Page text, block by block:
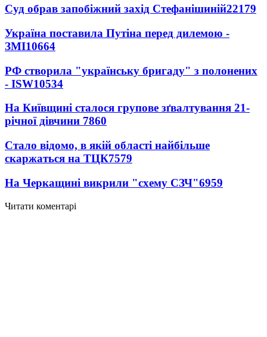
Суд обрав запобіжний захід Стефанішиній22179
Україна поставила Путіна перед дилемою -
ЗМІ10664
РФ створила "українську бригаду" з полонених
- ISW10534
На Київщині сталося групове зґвалтування 21-
річної дівчини 7860
Стало відомо, в якій області найбільше
скаржаться на ТЦК7579
На Черкащині викрили "схему СЗЧ"6959
Читати коментарі